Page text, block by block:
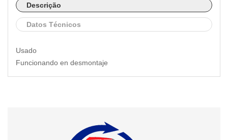
Descrição
Datos Técnicos
Usado
Funcionando en desmontaje